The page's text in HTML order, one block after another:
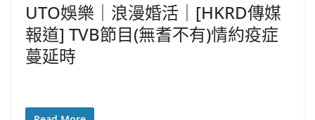
UTO娛樂｜浪漫婚活｜[HKRD傳媒
報道] TVB節目(無耆不有)情約疫症
蔓延時